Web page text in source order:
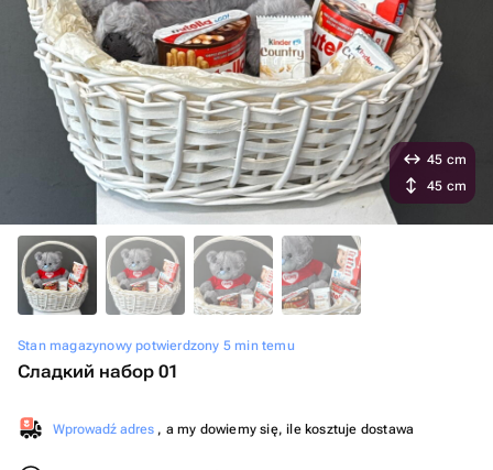
Stan magazynowy potwierdzony 5 min temu
Сладкий набор 01
Wprowadź adres , a my dowiemy się, ile kosztuje dostawa
45 cm
45 cm